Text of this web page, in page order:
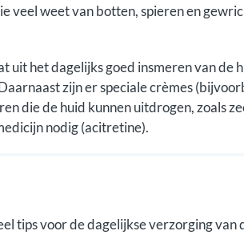
veel weet van botten, spieren en
uit het dagelijks goed insmeren van de
zijn er speciale crèmes
die de huid kunnen uitdrogen, zoals
nodig (acitretine).
tips voor de dagelijkse verzorging